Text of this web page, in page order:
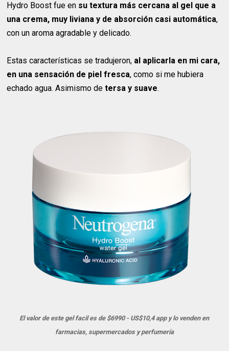
Hydro Boost fue en su textura más cercana al gel que a
una crema, muy liviana y de absorción casi automática,
con un aroma agradable y delicado.
Estas características se tradujeron, al aplicarla en mi cara,
en una sensación de piel fresca, como si me hubiera
echado agua. Asimismo detersa y suave.
El valor de este gel facil es de $6990 - US$10,4 app y lo venden en
farmacias, supermercados y perfumería